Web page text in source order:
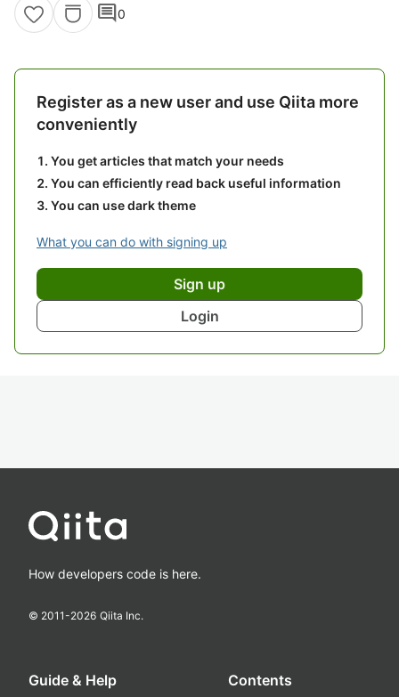
comment0
Register as a new user and use Qiita more
conveniently
You get articles that match your needs
You can efficiently read back useful information
You can use dark theme
What you can do with signing up
Sign up
Login
How developers code is here.
© 2011-2026 Qiita Inc.
Guide & Help Contents